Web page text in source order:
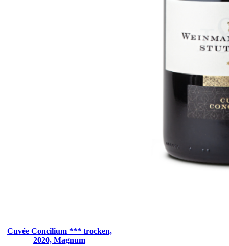
Cuvée Concilium *** trocken,
2020, Magnum